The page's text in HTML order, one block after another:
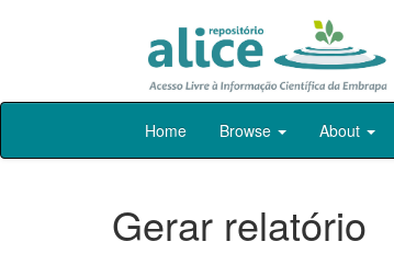
Skip
Home Browse About
Gerar relatório